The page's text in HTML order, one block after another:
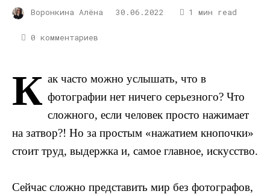
Воронкина Алёна 30.06.2022 1 мин read
0 комментариев
К ак часто можно услышать, что в
фотографии нет ничего серьезного? Что
сложного, если человек просто нажимает
на затвор?! Но за простым «нажатием кнопочки»
стоит труд, выдержка и, самое главное, искусство.
Сейчас сложно представить мир без фотографов,